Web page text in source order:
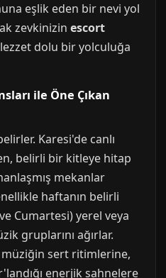
eşlik eden bir nevi yol
zevkinizin escort
dolu bir yolculuğa
ile Öne Çıkan
Karesi'de canlı
belirli bir kitleye hitap
mekanlar
haftanın belirli
Cumartesi) yerel veya
gruplarını ağırlar.
sert ritimlerine,
enerjik sahnelere